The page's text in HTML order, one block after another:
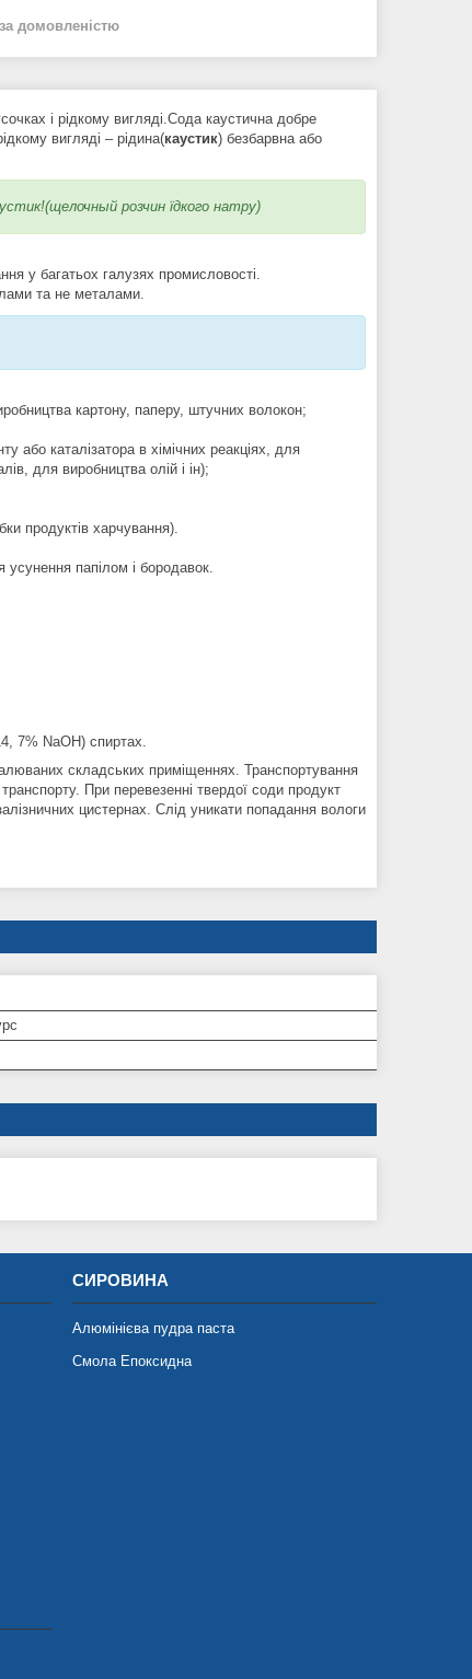
за домовленістю
і рідкому вигляді.Сода каустична добре
вигляді – рідина(каустик) безбарвна або
розчин їдкого натру)
у багатьох галузях промисловості.
та не металами.
картону, паперу, штучних волокон;
або каталізатора в хімічних реакціях, для
для виробництва олій і ін);
продуктів харчування).
усунення папілом і бородавок.
7% NaOH) спиртах.
складських приміщеннях. Транспортування
При перевезенні твердої соди продукт
цистернах. Слід уникати попадання вологи
СИРОВИНА
Алюмінієва пудра паста
Смола Епоксидна